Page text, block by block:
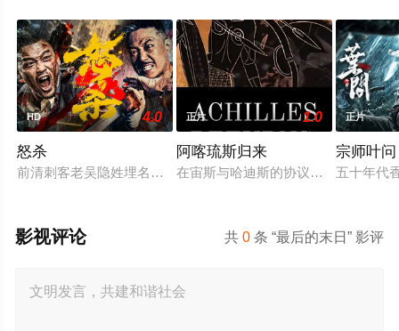
HD 4.0
怒杀
前清刺客老吴隐姓埋名于药铺，却为守护单亲母女小茜和依依，
正片 1.0
阿喀琉斯归来
在宙斯与哈迪斯的协议下，年迈的阿
正片
宗师叶
五十年代
共0 条 “最后的末日” 影评
影视评论